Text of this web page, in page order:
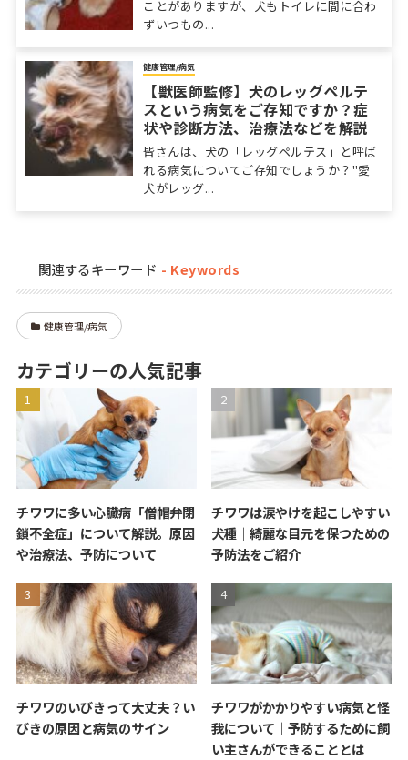
ことがありますが、犬もトイレに間に合わ
ずいつもの...
健康管理/病気
【獣医師監修】犬のレッグペルテ
スという病気をご存知ですか？症
状や診断方法、治療法などを解説
皆さんは、犬の「レッグペルテス」と呼ば
れる病気についてご存知でしょうか？"愛
犬がレッグ...
関連するキーワード
健康管理/病気
カテゴリーの人気記事
チワワに多い心臓病「僧帽弁閉
鎖不全症」について解説。原因
や治療法、予防について
チワワは涙やけを起こしやすい
犬種｜綺麗な目元を保つための
予防法をご紹介
チワワのいびきって大丈夫？い
びきの原因と病気のサイン
チワワがかかりやすい病気と怪
我について｜予防するために飼
い主さんができることとは